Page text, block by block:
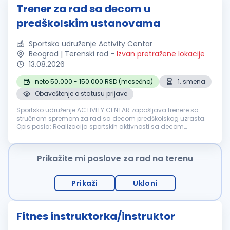
Trener za rad sa decom u
predškolskim ustanovama
Sportsko udruženje Activity Centar
Beograd | Terenski rad - Izvan pretražene lokacije
13.08.2026
neto 50.000 - 150.000 RSD (mesečno)
1. smena
Obaveštenje o statusu prijave
Sportsko udruženje ACTIVITY CENTAR zapošljava trenere sa
stručnom spremom za rad sa decom predškolskog uzrasta.
Opis posla: Realizacija sportskih aktivnosti sa decom
animaciju i igru u okviru p...
Prikažite mi poslove za rad na terenu
Prikaži Ukloni
Fitnes instruktorka/instruktor